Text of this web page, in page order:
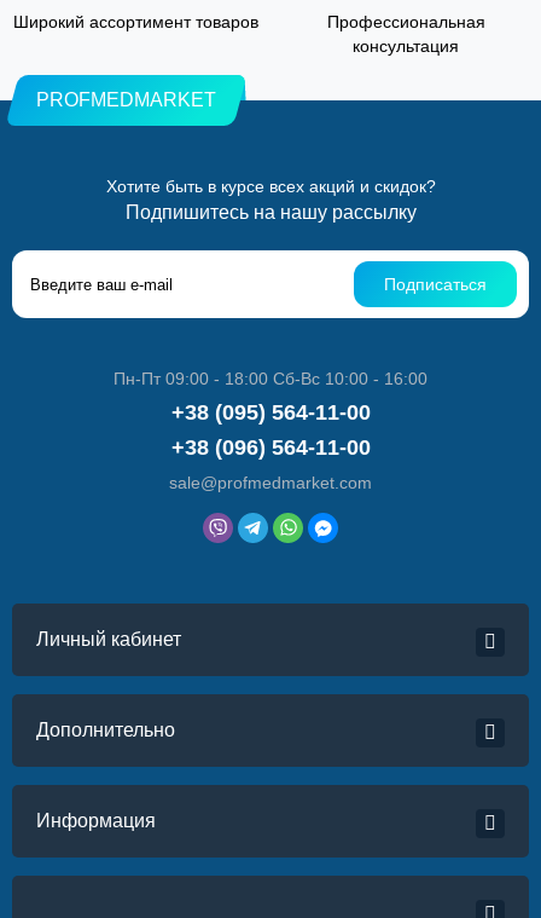
Широкий ассортимент товаров
Профессиональная
консультация
PROFMEDMARKET
Хотите быть в курсе всех акций и скидок?
Подпишитесь на нашу рассылку
Подписаться
Пн-Пт 09:00 - 18:00 Сб-Вс 10:00 - 16:00
+38 (095) 564-11-00
+38 (096) 564-11-00
sale@profmedmarket.com
Личный кабинет
Дополнительно
Информация